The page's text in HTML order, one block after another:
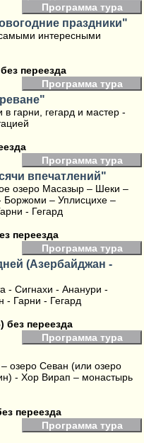
Программа тура
праздники"
интересными
переезда
Программа тура
гарни, гегард и мастер -
Программа тура
впечатлений"
озеро Масазыр – Шеки –
Боржоми – Уплисцихе –
- Гегард
переезда
Программа тура
(Азербайджан -
- Сигнахи - Ананури -
- Гарни - Гегард
без переезда
Программа тура
озеро Севан (или озеро
- Хор Вирап – монастырь
переезда
Программа тура